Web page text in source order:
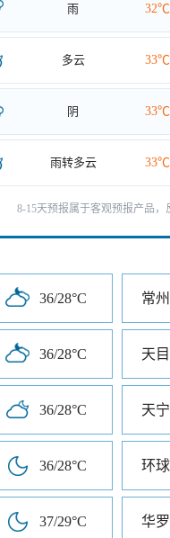
雨 32℃
多云 33℃
阴 33℃
雨转多云 33℃
8-15天预报属于客观预报产品
36/28°C 常
36/28°C 天
36/28°C 天
36/28°C
37/29°C 华